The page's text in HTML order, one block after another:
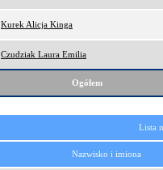
Kurek Alicja Kinga
Czudziak Laura Emilia
Ogółem
Lista
Nazwisko i imiona